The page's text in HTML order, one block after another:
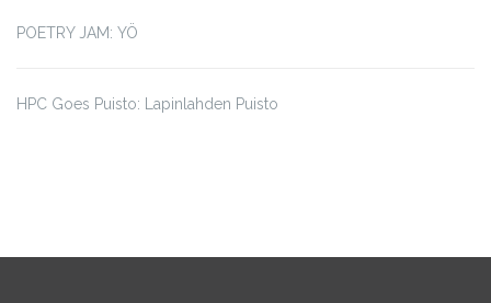
POETRY JAM: YÖ
HPC Goes Puisto: Lapinlahden Puisto